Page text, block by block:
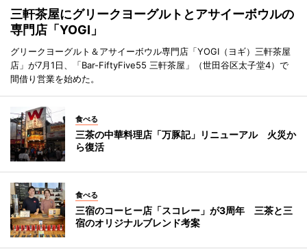
三軒茶屋にグリークヨーグルトとアサイーボウルの
専門店「YOGI」
グリークヨーグルト＆アサイーボウル専門店「YOGI（ヨギ）三軒茶屋
店」が7月1日、「Bar-FiftyFive55 三軒茶屋」（世田谷区太子堂4）で
間借り営業を始めた。
食べる
三茶の中華料理店「万豚記」リニューアル 火災か
ら復活
食べる
三宿のコーヒー店「スコレー」が3周年 三茶と三
宿のオリジナルブレンド考案